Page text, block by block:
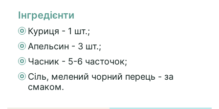
Інгредієнти
Куриця - 1 шт.;
Апельсин - 3 шт.;
Часник - 5-6 часточок;
Сіль, мелений чорний перець - за
смаком.